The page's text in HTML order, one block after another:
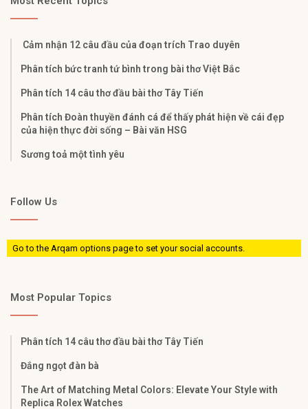
Cảm nhận 12 câu đầu của đoạn trích Trao duyên
Phân tích bức tranh tứ bình trong bài thơ Việt Bắc
Phân tích 14 câu thơ đầu bài thơ Tây Tiến
Phân tích Đoàn thuyền đánh cá để thấy phát hiện về cái đẹp
của hiện thực đời sống – Bài văn HSG
Sương toả một tình yêu
Follow Us
Go to the Arqam options page to set your social accounts.
Most Popular Topics
Phân tích 14 câu thơ đầu bài thơ Tây Tiến
Đắng ngọt đàn bà
The Art of Matching Metal Colors: Elevate Your Style with
Replica Rolex Watches